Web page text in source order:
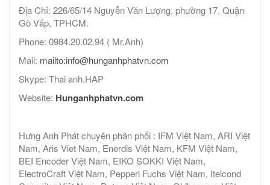
Địa Chỉ: 226/65/14 Nguyễn Văn Lượng, phường 17, Quận
Gò Vấp, TPHCM.
Phone: 0984.20.02.94 ( Mr.Anh)
Mail: mailto:info@hunganhphatvn.com
Skype: Thai anh.HAP
Website: Hunganhphatvn.com
Hưng Anh Phát chuyên phân phối : IFM Việt Nam, ARI Việt
Nam, Aris Viet Nam, Enerdis Việt Nam, KFM Việt Nam,
BEI Encoder Việt Nam, EIKO SOKKI Việt Nam,
ElectroCraft Việt Nam, Pepperl Fuchs Việt Nam, Itelcond